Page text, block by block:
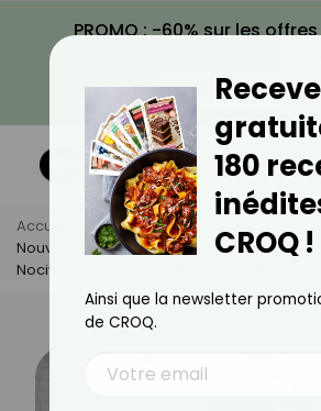
PROMO : -60% sur les
VOIR LA
Accueil Actus
Actualités
Nouvelle Application Gratuite : Détectez
Nocives Dans Vos Produits Avec UFC-Que
180
CROQ !
Ainsi que la newsletter
de CROQ.